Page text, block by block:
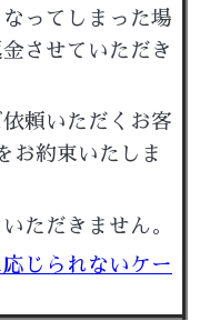
ってしまった場
させていただき
頼いただくお客
お約束いたしま
ただきません。
じられないケー